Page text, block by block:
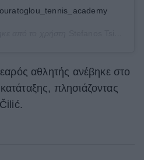
αθλητής ανέβηκε στο
πλησιάζοντας